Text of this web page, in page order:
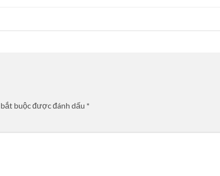
buộc được đánh dấu *